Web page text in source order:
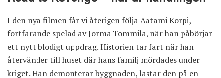
I den nya filmen får vi återigen följa Aatami Korpi,
fortfarande spelad av Jorma Tommila, när han påbörjar
ett nytt blodigt uppdrag. Historien tar fart när han
återvänder till huset där hans familj mördades under
kriget. Han demonterar byggnaden, lastar den på en